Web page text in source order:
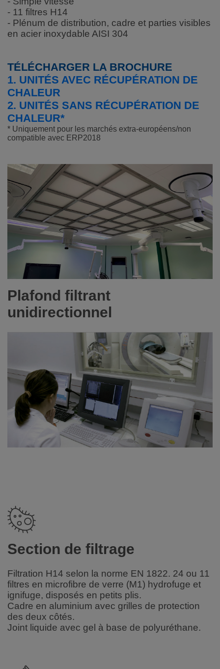
- 11 filtres H14
- Plénum de distribution, cadre et parties visibles
en acier inoxydable AISI 304
TÉLÉCHARGER LA BROCHURE
1. UNITÉS AVEC RÉCUPÉRATION DE
CHALEUR
2. UNITÉS SANS RÉCUPÉRATION DE
CHALEUR*
* Uniquement pour les marchés extra-européens/non
compatible avec ERP2018
Plafond filtrant
unidirectionnel
Section de filtrage
Filtration H14 selon la norme EN 1822. 24 ou 11
filtres en microfibre de verre (M1) hydrofuge et
ignifuge, disposés en petits plis.
Cadre en aluminium avec grilles de protection
des deux côtés.
Joint liquide avec gel à base de polyuréthane.